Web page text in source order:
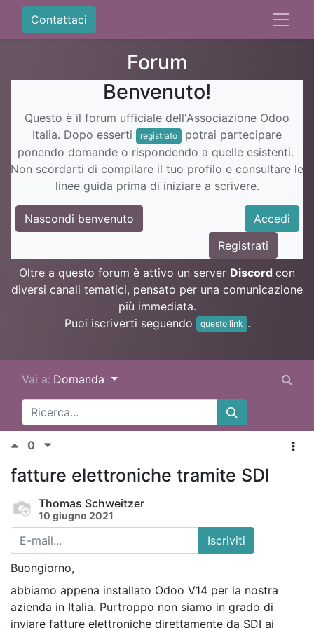
Contattaci
Forum
Benvenuto!
Questo è il forum ufficiale dell'Associazione Odoo
Italia. Dopo esserti
registrato
potrai partecipare
ponendo domande o rispondendo a quelle esistenti.
Non scordarti di compilare il tuo profilo e consultare le
linee guida prima di iniziare a scrivere.
Nascondi benvenuto
Accedi
Registrati
Oltre a questo forum è attivo un server Discord con
diversi canali tematici, pensato per una comunicazione
più immediata.
Puoi iscriverti seguendo
questo link .
Vai a: Domanda
0
fatture elettroniche tramite SDI
Thomas Schweitzer
10 giugno 2021
Iscriviti
Buongiorno,
abbiamo appena installato Odoo V14 per la nostra
azienda in Italia. Purtroppo non siamo in grado di
inviare fatture elettroniche direttamente da SDI ai